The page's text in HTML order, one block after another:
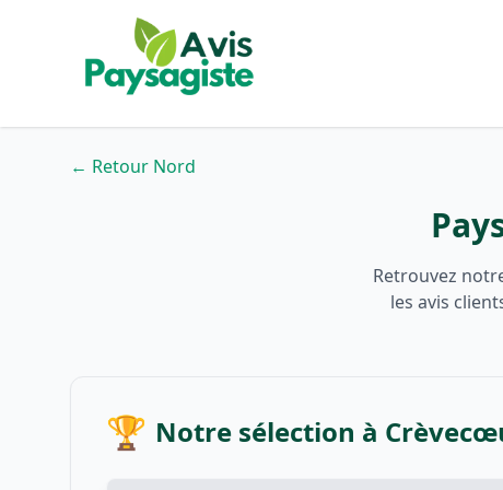
← Retour Nord
Retrouvez
les avis
🏆 Notre sélection à